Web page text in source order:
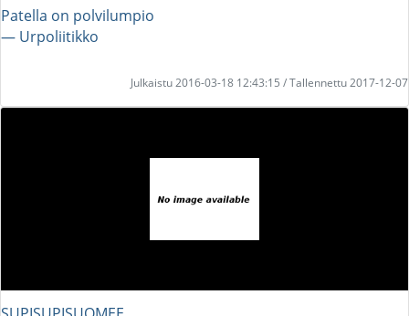
Patella on polvilumpio
― Urpoliitikko
Julkaistu 2016-03-18 12:43:15 / Tallennettu 2017-12-07